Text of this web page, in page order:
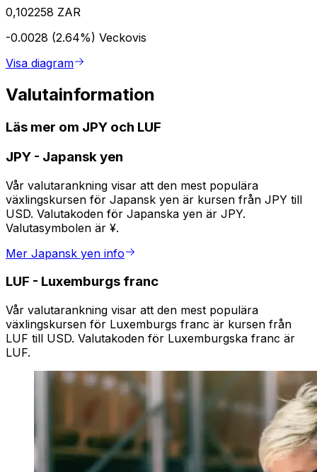
0,102258 ZAR
-0.0028 (2.64%) Veckovis
Visa diagram
Valutainformation
Läs mer om JPY och LUF
JPY - Japansk yen
Vår valutarankning visar att den mest populära
växlingskursen för Japansk yen är kursen från JPY till
USD. Valutakoden för Japanska yen är JPY.
Valutasymbolen är ¥.
Mer Japansk yen info
LUF - Luxemburgs franc
Vår valutarankning visar att den mest populära
växlingskursen för Luxemburgs franc är kursen från
LUF till USD. Valutakoden för Luxemburgska franc är
LUF.